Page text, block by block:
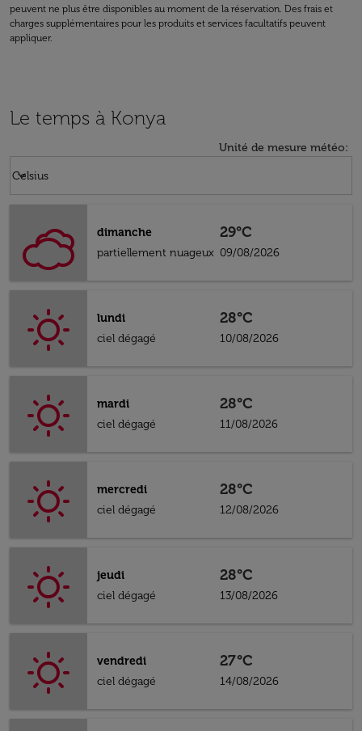
peuvent ne plus être disponibles au moment de la réservation. Des frais et
charges supplémentaires pour les produits et services facultatifs peuvent
appliquer.
Le temps à Konya
Unité de mesure météo:
Celsius
keyboard_arrow_down
dimanche
partiellement nuageux
29°C
09/08/2026
lundi
ciel dégagé
28°C
10/08/2026
mardi
ciel dégagé
28°C
11/08/2026
mercredi
ciel dégagé
28°C
12/08/2026
jeudi
ciel dégagé
28°C
13/08/2026
vendredi
ciel dégagé
27°C
14/08/2026